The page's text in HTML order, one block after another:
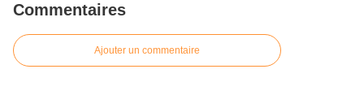
Commentaires
Ajouter un commentaire